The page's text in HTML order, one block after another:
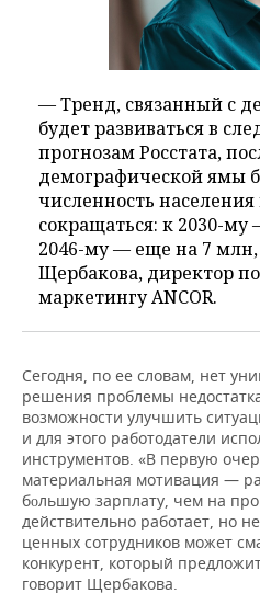
— Тренд, связанный с
будет развиваться в
прогнозам Росстата,
демографической ямы
численность
сокращаться: к 2030-
2046-му — еще на 7
Щербакова, директор
маркетингу ANCOR.
Сегодня, по ее словам, нет
решения проблемы
возможности улучшить
и для этого работодатели
инструментов. «В первую
материальная мотивация —
большую зарплату, чем на
действительно работает, но
ценных сотрудников может
конкурент, который
говорит Щербакова.